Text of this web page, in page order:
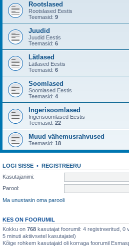
Rootslased
Rootslased Eestis
Teemasid: 9
Juudid
Juudid Eestis
Teemasid: 6
Lätlased
Lätlased Eestis
Teemasid: 6
Soomlased
Soomlased Eestis
Teemasid: 4
Ingerisoomlased
Ingerisoomlased Eestis
Teemasid: 22
Muud vähemusrahvused
Teemasid: 18
LOGI SISSE • REGISTREERU
Kasutajanimi:
Parool:
Ma unustasin oma parooli
KES ON FOORUMIL
Kokku on 768 kasutajat foorumil: 4 registreeritud, 0
5 minuti aktiivsetel kasutajatel)
Kõige rohkem kasutajaid oli korraga foorumil